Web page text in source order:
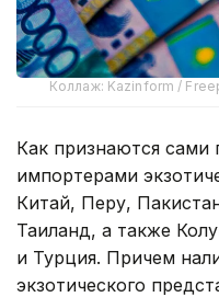
Коллаж: Kazinform /
Как признаются
импортерами
Китай, Перу,
Таиланд, а также
и Турция. Причем
экзотического